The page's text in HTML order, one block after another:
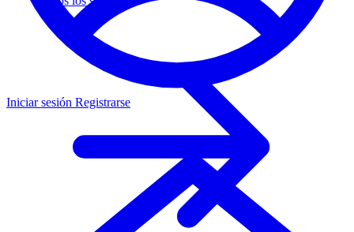
Iniciar sesión Registrarse